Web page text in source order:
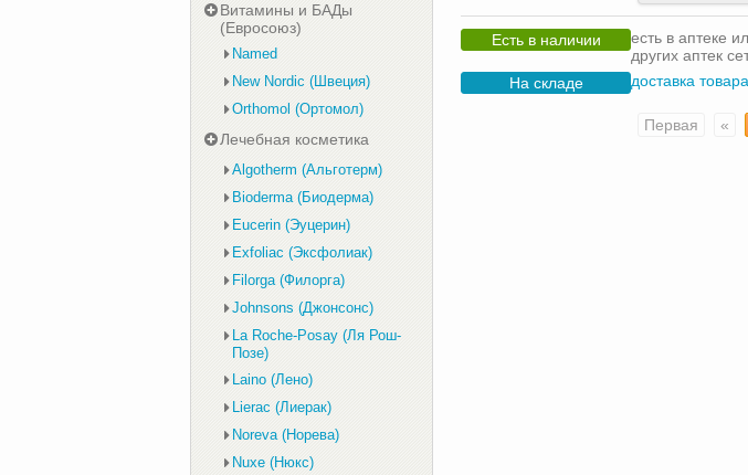
Есть в наличии
есть в аптеке
других аптек
На складе
доставка
Первая «
Витамины и БАДы
(Евросоюз)
Named
New Nordic (Швеция)
Orthomol (Ортомол)
Лечебная косметика
Algotherm (Альготерм)
Bioderma (Биодерма)
Eucerin (Эуцерин)
Exfoliac (Эксфолиак)
Filorga (Филорга)
Johnsons (Джонсонс)
La Roche-Posay (Ля Рош-
Позе)
Laino (Лено)
Lierac (Лиерак)
Noreva (Норева)
Nuxe (Нюкс)